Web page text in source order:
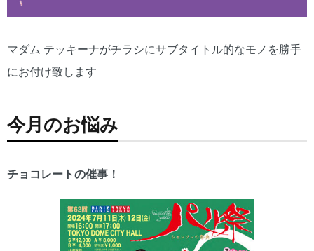
マダム テッキーナがチラシにサブタイトル的なモノを勝手
にお付け致します
今月のお悩み
チョコレートの催事！